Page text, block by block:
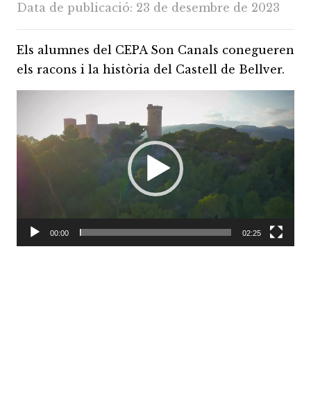
Data de publicació: 23 de desembre de 2023
Els alumnes del CEPA Son Canals conegueren
els racons i la història del Castell de Bellver.
vídeo
00:00 02:25